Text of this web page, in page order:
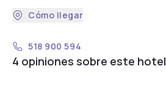
Cómo llegar
518 900 594
4 opiniones sobre este hotel